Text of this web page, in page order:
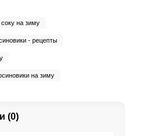
на зиму
- рецепты
на зиму
(0)